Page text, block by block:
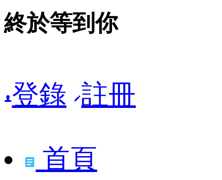
終於等到你
登錄 註冊
首頁